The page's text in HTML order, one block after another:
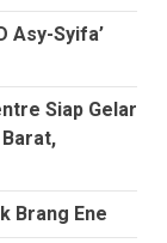
Asy-Syifa’
Siap Gelar
Brang Ene